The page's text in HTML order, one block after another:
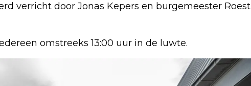
verricht door Jonas Kepers en burgemeester Roest
omstreeks 13:00 uur in de luwte.